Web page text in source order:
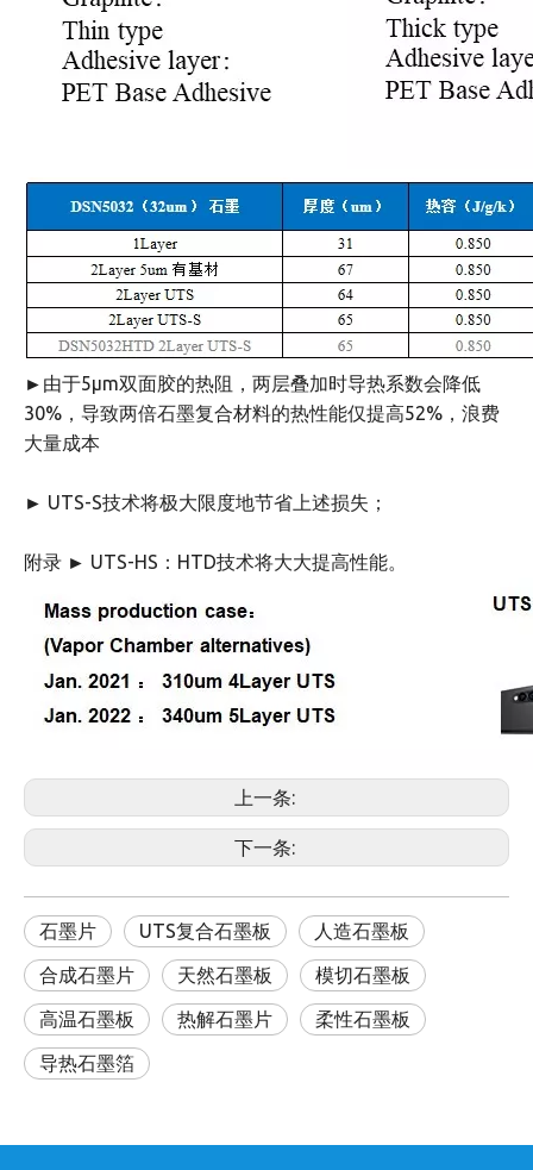
►由于5μm双面胶的热阻，两层叠加时导热系数会降低
30%，导致两倍石墨复合材料的热性能仅提高52%，浪费
大量成本
► UTS-S技术将极大限度地节省上述损失；
附录 ► UTS-HS：HTD技术将大大提高性能。
上一条:
下一条:
石墨片 UTS复合石墨板 人造石墨板
合成石墨片 天然石墨板 模切石墨板
高温石墨板 热解石墨片 柔性石墨板
导热石墨箔